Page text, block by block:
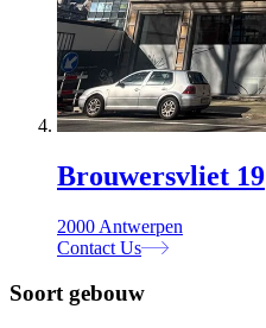
Brouwersvliet 19
2000 Antwerpen
Contact Us
Soort gebouw